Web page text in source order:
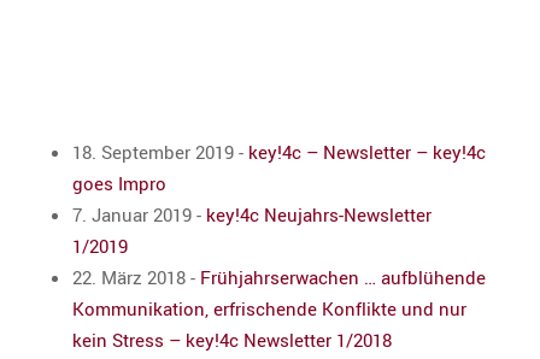
18. September 2019 - key!4c – Newsletter – key!4c
goes Impro
7. Januar 2019 - key!4c Neujahrs-Newsletter
1/2019
22. März 2018 - Frühjahrs­er­wa­chen … aufblü­hende
Kommu­ni­ka­tion, erfri­schende Konflikte und nur
kein Stress – key!4c Newsletter 1/2018